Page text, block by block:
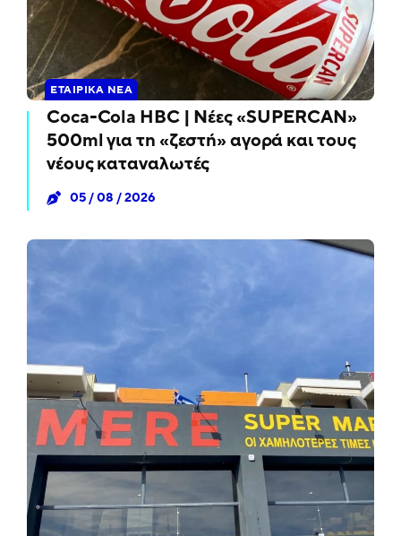
ΕΤΑΙΡΙΚΆ ΝΈΑ
Coca-Cola HBC | Νέες «SUPERCAN»
500ml για τη «ζεστή» αγορά και τους
νέους καταναλωτές
05 / 08 / 2026